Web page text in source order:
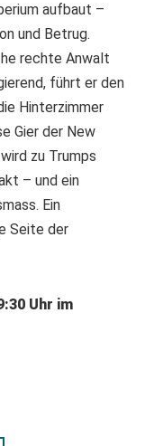
aufbaut –
und Betrug.
rechte Anwalt
führt er den
Hinterzimmer
Gier der New
zu Trumps
– und ein
Ein
Seite der
Uhr im